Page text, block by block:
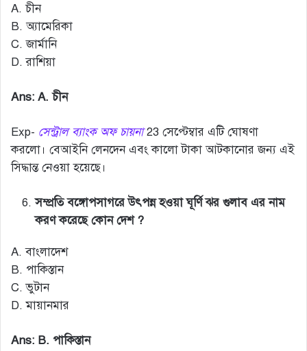
A. চীন
B. অ্যামেরিকা
C. জার্মানি
D. রাশিয়া
Ans: A. চীন
Exp- সেন্ট্রাল ব্যাংক অফ চায়না23 সেপ্টেম্বার এটি ঘোষণা
করলো। বেআইনি লেনদেন এবং কালো টাকা আটকানোর জন্য এই
সিদ্ধান্ত নেওয়া হয়েছে।
সম্প্রতি বঙ্গোপসাগরে উৎপন্ন হওয়া ঘূর্ণি ঝর গুলাব এর নাম
করণ করেছে কোন দেশ ?
A. বাংলাদেশ
B. পাকিস্তান
C. ভুটান
D. মায়ানমার
Ans: B. পাকিস্তান